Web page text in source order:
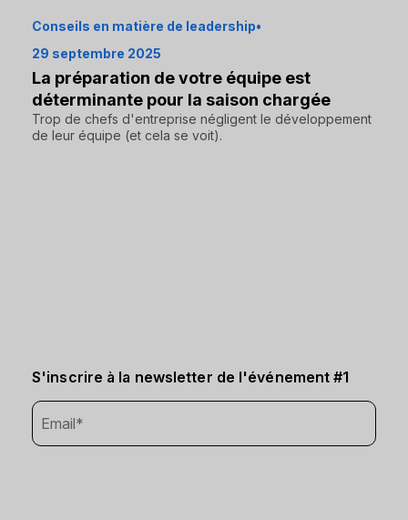
Conseils en matière de leadership•
29 septembre 2025
La préparation de votre équipe est
déterminante pour la saison chargée
Trop de chefs d'entreprise négligent le développement
de leur équipe (et cela se voit).
S'inscrire à la newsletter de l'événement #1